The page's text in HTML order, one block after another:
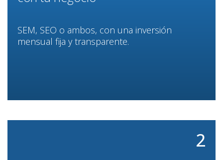
SEM, SEO o ambos, con una inversión
mensual fija y transparente.
2